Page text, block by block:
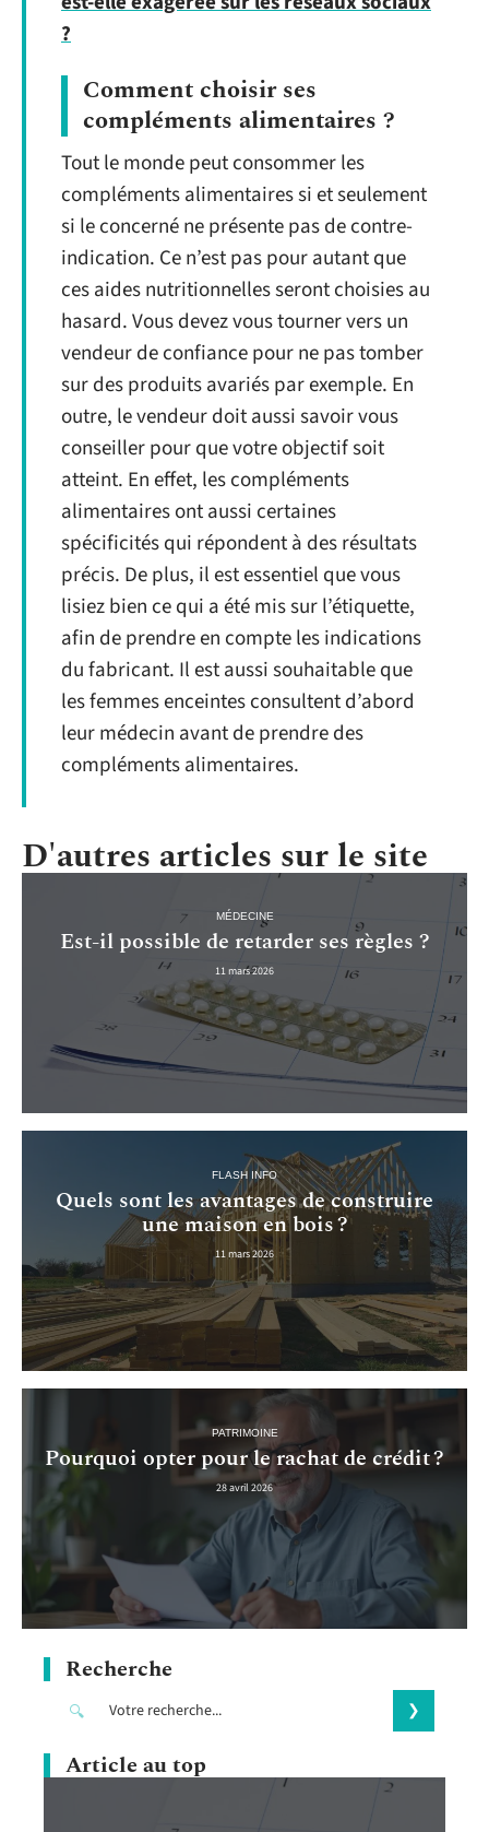
?
Comment choisir ses
compléments alimentaires ?
Tout le monde peut consommer les
compléments alimentaires si et seulement
si le concerné ne présente pas de contre-
indication. Ce n’est pas pour autant que
ces aides nutritionnelles seront choisies au
hasard. Vous devez vous tourner vers un
vendeur de confiance pour ne pas tomber
sur des produits avariés par exemple. En
outre, le vendeur doit aussi savoir vous
conseiller pour que votre objectif soit
atteint. En effet, les compléments
alimentaires ont aussi certaines
spécificités qui répondent à des résultats
précis. De plus, il est essentiel que vous
lisiez bien ce qui a été mis sur l’étiquette,
afin de prendre en compte les indications
du fabricant. Il est aussi souhaitable que
les femmes enceintes consultent d’abord
leur médecin avant de prendre des
compléments alimentaires.
D'autres articles sur le site
MÉDECINE
Est-il possible de retarder ses règles ?
11 mars 2026
FLASH INFO
Quels sont les avantages de construire
une maison en bois ?
11 mars 2026
PATRIMOINE
Pourquoi opter pour le rachat de crédit ?
28 avril 2026
Recherche
Article au top